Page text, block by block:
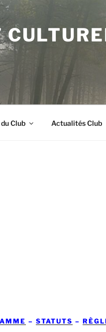
Club Actualités Club
– STATUTS –